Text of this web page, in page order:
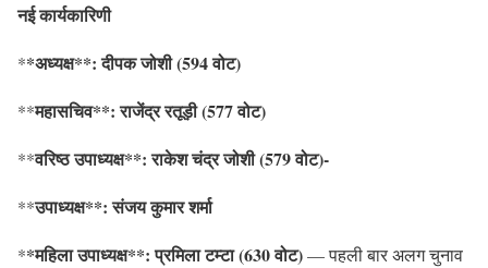
नई कार्यकारिणी
**अध्यक्ष**: दीपक जोशी (594 वोट)
**महासचिव**: राजेंद्र रतूड़ी (577 वोट)
**वरिष्ठ उपाध्यक्ष**: राकेश चंद्र जोशी (579 वोट)-
**उपाध्यक्ष**: संजय कुमार शर्मा
**महिला उपाध्यक्ष**: प्रमिला टम्टा (630 वोट)— पहली बार अलग चुनाव